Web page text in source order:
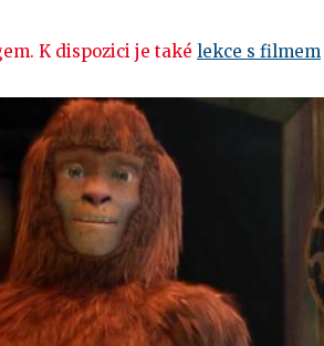
K dispozici je také lekce s filmem